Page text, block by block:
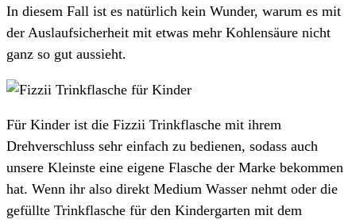
In diesem Fall ist es natürlich kein Wunder, warum es mit
der Auslaufsicherheit mit etwas mehr Kohlensäure nicht
ganz so gut aussieht.
Für Kinder ist die Fizzii Trinkflasche mit ihrem
Drehverschluss sehr einfach zu bedienen, sodass auch
unsere Kleinste eine eigene Flasche der Marke bekommen
hat. Wenn ihr also direkt Medium Wasser nehmt oder die
gefüllte Trinkflasche für den Kindergarten mit dem